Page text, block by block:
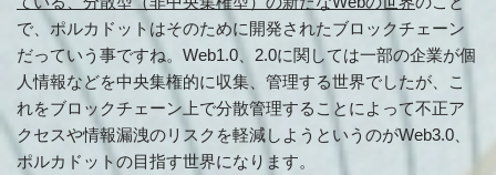
で、ポルカドットはそのために開発されたブロックチェーン
だっていう事ですね。Web1.0、2.0に関しては一部の企業が個
人情報などを中央集権的に収集、管理する世界でしたが、こ
れをブロックチェーン上で分散管理することによって不正ア
クセスや情報漏洩のリスクを軽減しようというのがWeb3.0、
ポルカドットの目指す世界になります。